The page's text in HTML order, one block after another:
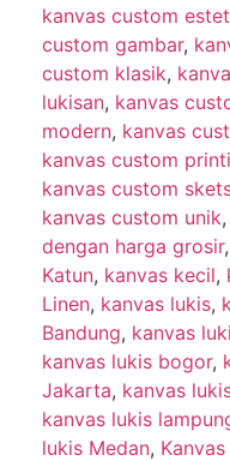
kanvas custom
custom gambar,
custom klasik,
lukisan, kanvas
modern, kanvas
kanvas custom
kanvas custom
kanvas custom unik,
dengan harga grosir,
Katun, kanvas kecil,
Linen, kanvas lukis,
Bandung, kanvas
kanvas lukis bogor,
Jakarta, kanvas
kanvas lukis
lukis Medan,